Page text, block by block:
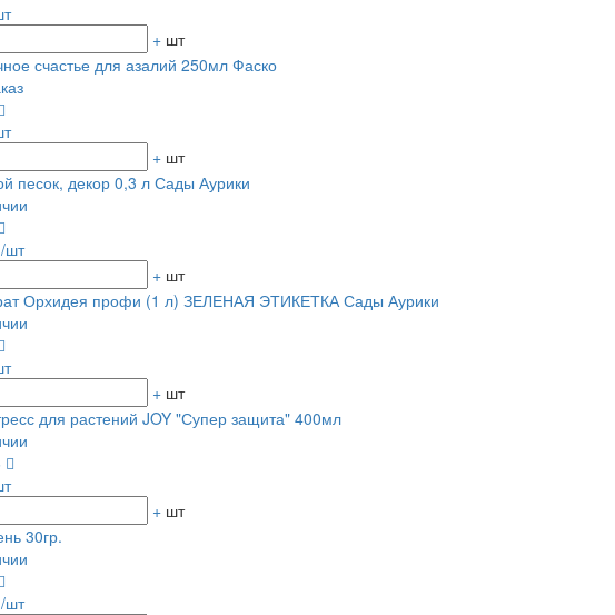
+ шт
счастье для азалий 250мл Фаско
+ шт
песок, декор 0,3 л Сады Аурики
/шт
+ шт
Орхидея профи (1 л) ЗЕЛЕНАЯ ЭТИКЕТКА Сады Аурики
+ шт
для растений JOY "Супер защита" 400мл
+ шт
30гр.
/шт